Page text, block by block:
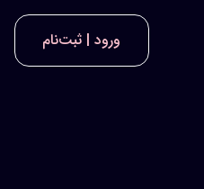
ورود | ثبت‌نام